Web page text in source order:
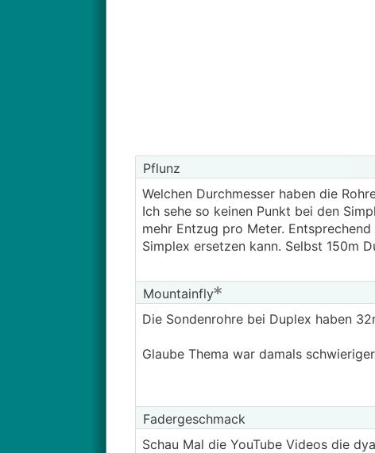
Pflunz
Welchen Durchmesser haben die
Ich sehe so keinen Punkt bei den
mehr Entzug pro Meter.
Simplex ersetzen kann. Selbst 150m
Mountainfly
Die Sondenrohre bei Duplex haben
Glaube Thema war damals
Fadergeschmack
Schau Mal die YouTube Videos die